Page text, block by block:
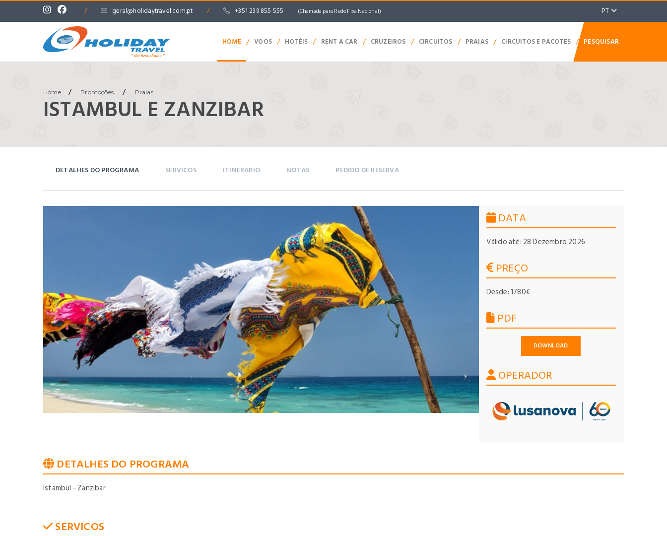
/ geral@holidaytravel.com.pt / +351 239 855 555 (Chamada para Rede Fixa Nacional) PT
HOME / VOOS / HOTÉIS / RENT A CAR / CRUZEIROS / CIRCUITOS / PRAIAS / CIRCUITOS E PACOTES / PESQUISAR
Home / Promoções / Praias
ISTAMBUL E ZANZIBAR
DETALHES DO PROGRAMA SERVICOS ITINERARIO NOTAS PEDIDO DE RESERVA
DATA
Válido até: 28 Dezembro 2026
PREÇO
Desde: 1780€
PDF
DOWNLOAD
OPERADOR
DETALHES DO PROGRAMA
Istambul - Zanzibar
SERVICOS